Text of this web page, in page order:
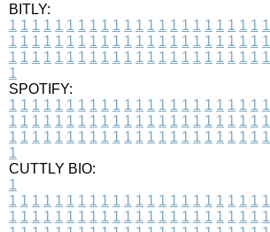
BITLY:
1 1 1 1 1 1 1 1 1 1 1 1 1 1 1 1 1 1 1 1 1 1 1
1 1 1 1 1 1 1 1 1 1 1 1 1 1 1 1 1 1 1 1 1 1 1
1 1 1 1 1 1 1 1 1 1 1 1 1 1 1 1 1 1 1 1 1 1 1
1
SPOTIFY:
1 1 1 1 1 1 1 1 1 1 1 1 1 1 1 1 1 1 1 1 1 1 1
1 1 1 1 1 1 1 1 1 1 1 1 1 1 1 1 1 1 1 1 1 1 1
1 1 1 1 1 1 1 1 1 1 1 1 1 1 1 1 1 1 1 1 1 1 1
1
CUTTLY BIO:
1
1 1 1 1 1 1 1 1 1 1 1 1 1 1 1 1 1 1 1 1 1 1 1
1 1 1 1 1 1 1 1 1 1 1 1 1 1 1 1 1 1 1 1 1 1 1